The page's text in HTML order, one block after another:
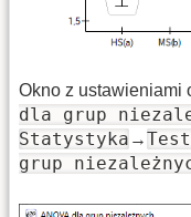
Okno z ustawieniami
dla grup
Statystyka →
grup